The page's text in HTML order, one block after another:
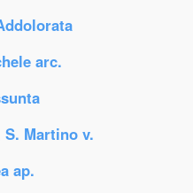
arc.
Martino v.
ap.